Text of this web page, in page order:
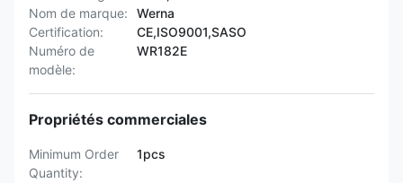
Nom de marque:
Werna
Certification:
CE,ISO9001,SASO
Numéro de
modèle:
WR182E
Propriétés commerciales
Minimum Order
Quantity:
1pcs